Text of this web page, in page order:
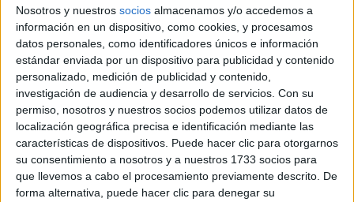
Nosotros y nuestros socios almacenamos y/o accedemos a
información en un dispositivo, como cookies, y procesamos
datos personales, como identificadores únicos e información
estándar enviada por un dispositivo para publicidad y contenido
personalizado, medición de publicidad y contenido,
investigación de audiencia y desarrollo de servicios. Con su
permiso, nosotros y nuestros socios podemos utilizar datos de
localización geográfica precisa e identificación mediante las
características de dispositivos. Puede hacer clic para otorgarnos
su consentimiento a nosotros y a nuestros 1733 socios para
que llevemos a cabo el procesamiento previamente descrito. De
forma alternativa, puede hacer clic para denegar su
Sorteos
Descuentos en publicaciones
Participación en los eventos organizados por
Editorial Perfil.
Suscribite ahora
COMPARTÍ ESTA NOTA